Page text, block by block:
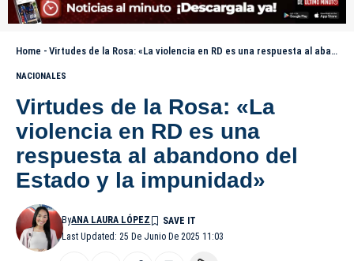
Home - Virtudes de la Rosa: «La violencia en RD es una respuesta al abandono del Estado y la impunidad»
NACIONALES
Virtudes de la Rosa: «La
violencia en RD es una
respuesta al abandono del
Estado y la impunidad»
Last Updated: 25 De Junio De 2025 11:03
ByANA LAURA LÓPEZ